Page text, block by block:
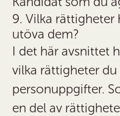
9. Vilka rättigheter
utöva dem?
I det här avsnittet
vilka rättigheter
personuppgifter.
en del av